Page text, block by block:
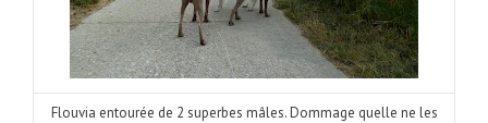
Flouvia entourée de 2 superbes mâles. Dommage quelle ne les